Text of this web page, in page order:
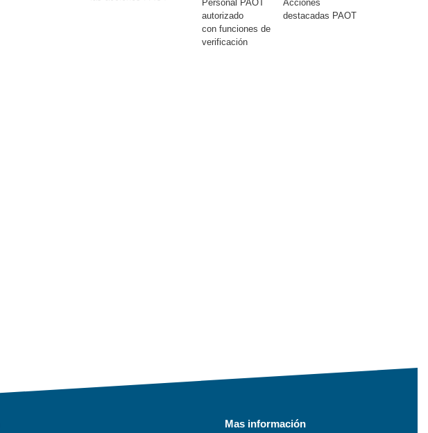
Personal PAOT
autorizado
con funciones de
verificación
Acciones
destacadas PAOT
Mas información